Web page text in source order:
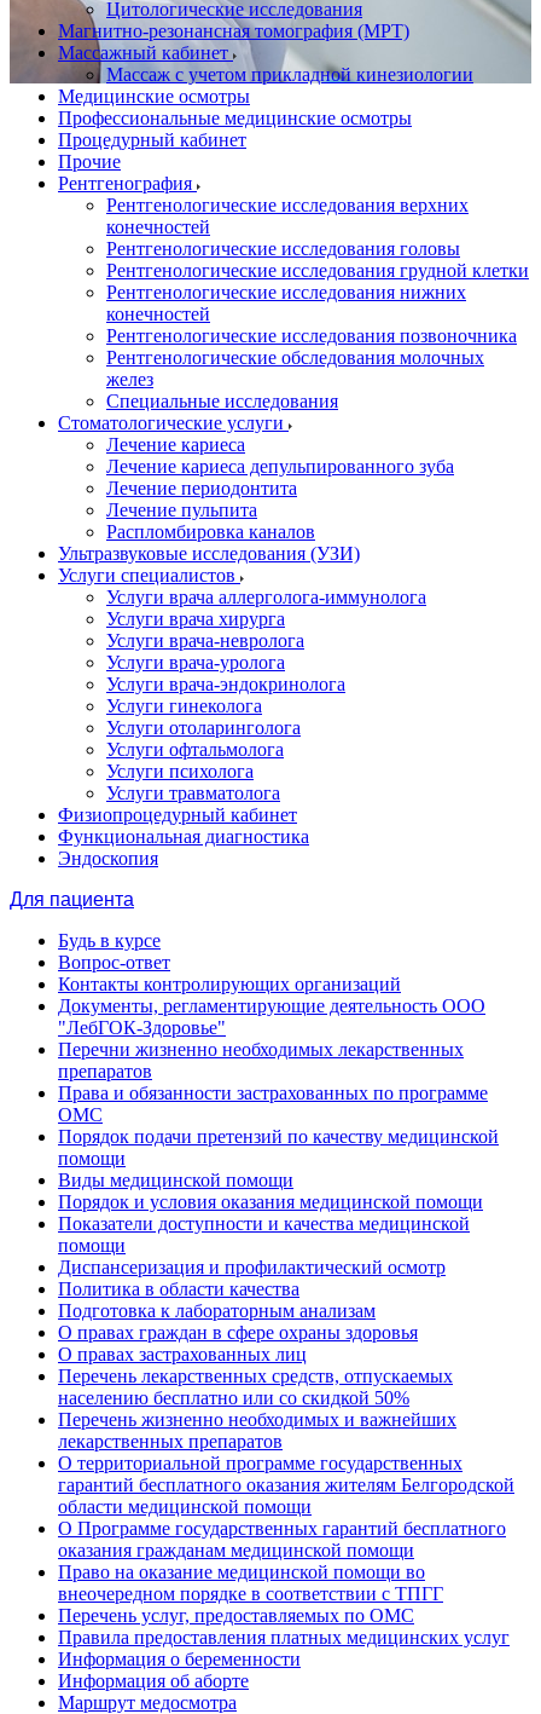
Цитологические исследования
Магнитно-резонансная томография (МРТ)
Массажный кабинет
Массаж с учетом прикладной кинезиологии
Медицинские осмотры
Профессиональные медицинские осмотры
Процедурный кабинет
Прочие
Рентгенография
Рентгенологические исследования верхних
конечностей
Рентгенологические исследования головы
Рентгенологические исследования грудной клетки
Рентгенологические исследования нижних
конечностей
Рентгенологические исследования позвоночника
Рентгенологические обследования молочных
желез
Специальные исследования
Стоматологические услуги
Лечение кариеса
Лечение кариеса депульпированного зуба
Лечение периодонтита
Лечение пульпита
Распломбировка каналов
Ультразвуковые исследования (УЗИ)
Услуги специалистов
Услуги врача аллерголога-иммунолога
Услуги врача хирурга
Услуги врача-невролога
Услуги врача-уролога
Услуги врача-эндокринолога
Услуги гинеколога
Услуги отоларинголога
Услуги офтальмолога
Услуги психолога
Услуги травматолога
Физиопроцедурный кабинет
Функциональная диагностика
Эндоскопия
Для пациента
Будь в курсе
Вопрос-ответ
Контакты контролирующих организаций
Документы, регламентирующие деятельность ООО
"ЛебГОК-Здоровье"
Перечни жизненно необходимых лекарственных
препаратов
Права и обязанности застрахованных по программе
ОМС
Порядок подачи претензий по качеству медицинской
помощи
Виды медицинской помощи
Порядок и условия оказания медицинской помощи
Показатели доступности и качества медицинской
помощи
Диспансеризация и профилактический осмотр
Политика в области качества
Подготовка к лабораторным анализам
О правах граждан в сфере охраны здоровья
О правах застрахованных лиц
Перечень лекарственных средств, отпускаемых
населению бесплатно или со скидкой 50%
Перечень жизненно необходимых и важнейших
лекарственных препаратов
О территориальной программе государственных
гарантий бесплатного оказания жителям Белгородской
области медицинской помощи
О Программе государственных гарантий бесплатного
оказания гражданам медицинской помощи
Право на оказание медицинской помощи во
внеочередном порядке в соответствии с ТПГГ
Перечень услуг, предоставляемых по ОМС
Правила предоставления платных медицинских услуг
Информация о беременности
Информация об аборте
Маршрут медосмотра